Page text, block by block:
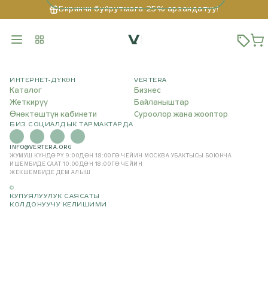
Биринчи буйрутмага 25% арзандатуу!
ИНТЕРНЕТ-ДҮКӨН
Каталог
Жеткирүү
Өнөктөштүн кабинети
VERTERA
Бизнес
Байланыштар
Суроолор жана жооптор
БИЗ СОЦИАЛДЫК ТАРМАКТАРДА
INFO@VERTERA.ORG
ЖУМУШ КҮНДӨРҮ 9:00ДӨН 18:00ГӨ ЧЕЙИН
МОСКВА УБАКТЫСЫ БОЮНЧА
ИШЕМБИДЕ СААТ 10:00ДӨН 18:00ГӨ ЧЕЙИН
ЖЕКШЕМБИДЕ ДЕМ АЛЫШ
©
КУПУЯЛУУЛУК САЯСАТЫ
КОЛДОНУУЧУ КЕЛИШИМИ